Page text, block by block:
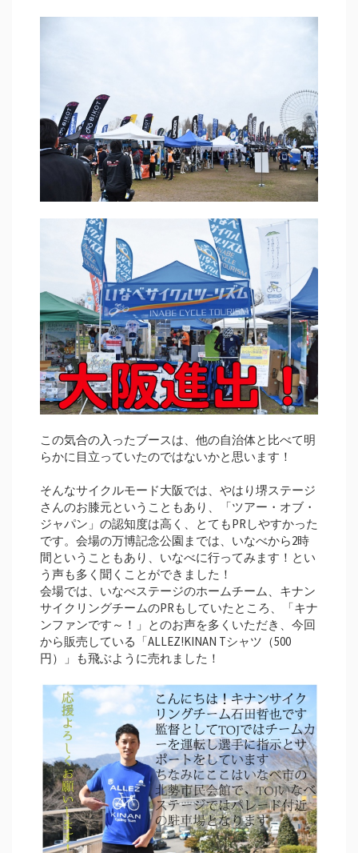
この気合の入ったブースは、他の自治体と比べて明
らかに目立っていたのではないかと思います！
そんなサイクルモード大阪では、やはり堺ステージ
さんのお膝元ということもあり、「ツアー・オブ・
ジャパン」の認知度は高く、とてもPRしやすかった
です。会場の万博記念公園までは、いなべから2時
間ということもあり、いなべに行ってみます！とい
う声も多く聞くことができました！
会場では、いなべステージのホームチーム、キナン
サイクリングチームのPRもしていたところ、「キナ
ンファンです～！」とのお声を多くいただき、今回
から販売している「ALLEZ!KINAN Tシャツ（500
円）」も飛ぶように売れました！